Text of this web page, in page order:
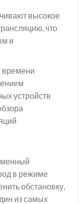
высокое
что
и
времени
устройств
в режиме
обстановку,
из самых